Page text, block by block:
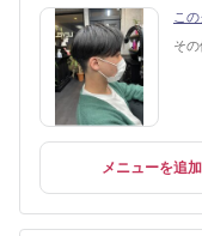
こ
その
メニューを追加